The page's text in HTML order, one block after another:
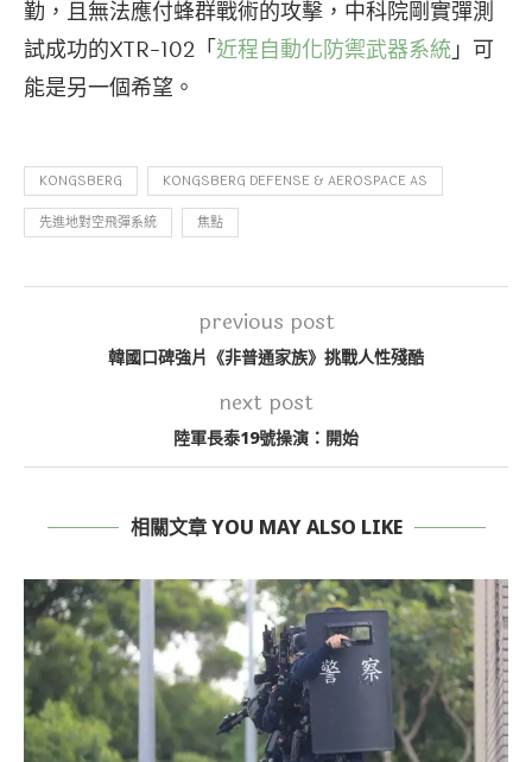
勤，且無法應付蜂群戰術的攻擊，中科院剛實彈測
試成功的XTR-102「近程自動化防禦武器系統」可
能是另一個希望。
KONGSBERG KONGSBERG DEFENSE & AEROSPACE AS
先進地對空飛彈系統 焦點
previous post
韓國口碑強片《非普通家族》挑戰人性殘酷
next post
陸軍長泰19號操演：開始
相關文章 YOU MAY ALSO LIKE